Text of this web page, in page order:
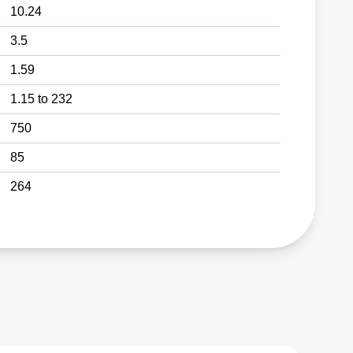
10.24
3.5
1.59
1.15 to 232
750
85
264